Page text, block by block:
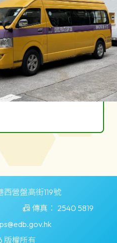
西營盤高街119號
📠 傳真： 2540 5819
版權所有